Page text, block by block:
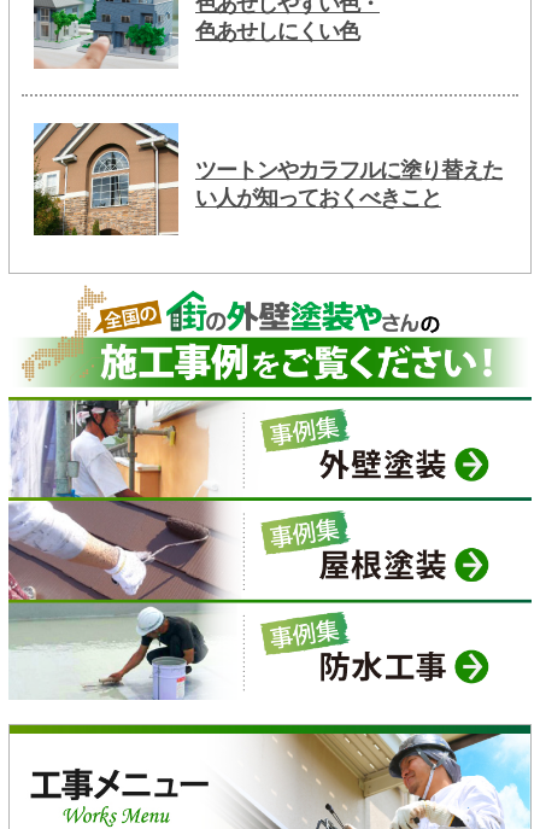
色あせしにくい色
ツートンやカラフルに塗り替えた
い人が知っておくべきこと